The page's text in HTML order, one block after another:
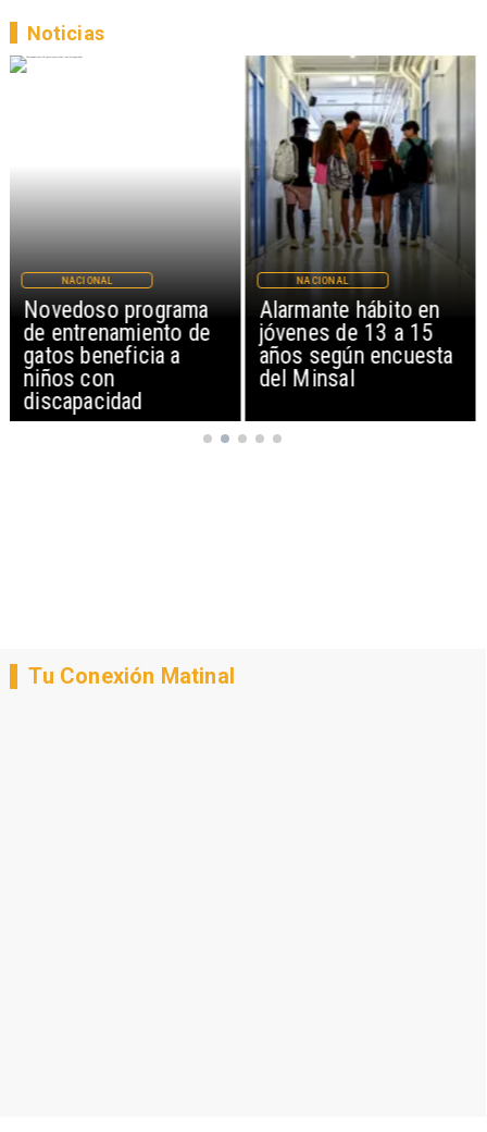
Alarmante hábito en
jóvenes de 13 a 15
años según encuesta
del Minsal
NACIONAL
Aprueban creación del
Parque Sebastián
Piñera con inversión
de $4 mil millones
REGIONES
Noticias
Tu Conexión Matinal